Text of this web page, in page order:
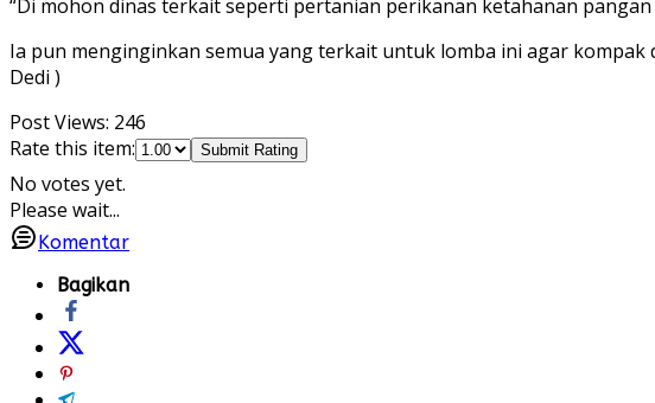
“Di mohon dinas terkait seperti pertanian perikanan ketahanan
Ia pun menginginkan semua yang terkait untuk lomba ini agar kompak
Dedi )
Post Views: 246
Rate this item:
Submit Rating
No votes yet.
Please wait...
Komentar
Bagikan